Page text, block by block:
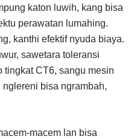
katon luwih, kang bisa
perawatan lumahing.
kanthi efektif nyuda biaya.
sawetara toleransi
tingkat CT6, sangu mesin
bisa ngrambah,
macem lan bisa